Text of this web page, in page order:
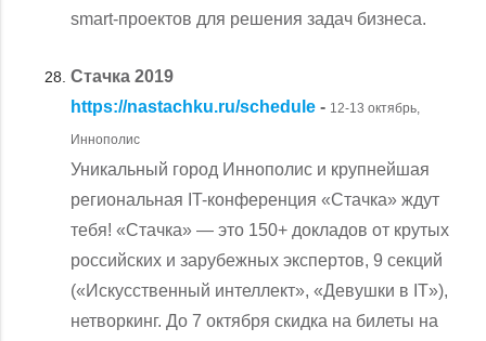
smart-проектов для решения задач бизнеса.
Стачка 2019
https://nastachku.ru/schedule - 12-13 октябрь,
Иннополис
Уникальный город Иннополис и крупнейшая
региональная IT-конференция «Стачка» ждут
тебя! «Стачка» — это 150+ докладов от крутых
российских и зарубежных экспертов, 9 секций
(«Искусственный интеллект», «Девушки в IT»),
нетворкинг. До 7 октября скидка на билеты на